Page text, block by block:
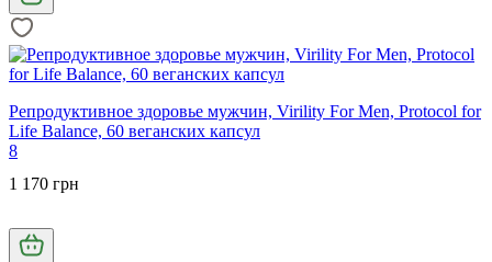
Репродуктивное здоровье мужчин, Virility For Men, Protocol for
Life Balance, 60 веганских капсул
8
1 170 грн